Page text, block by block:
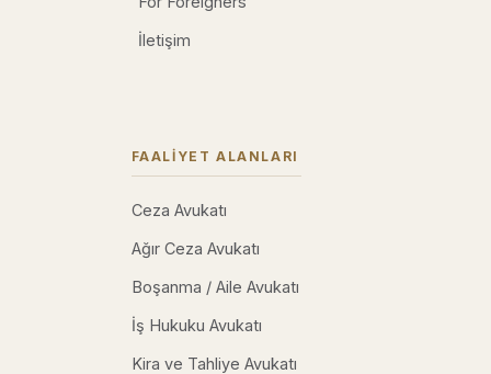
İletişim
FAALIYET ALANLARI
Ceza Avukatı
Ağır Ceza Avukatı
Boşanma / Aile Avukatı
İş Hukuku Avukatı
Kira ve Tahliye Avukatı